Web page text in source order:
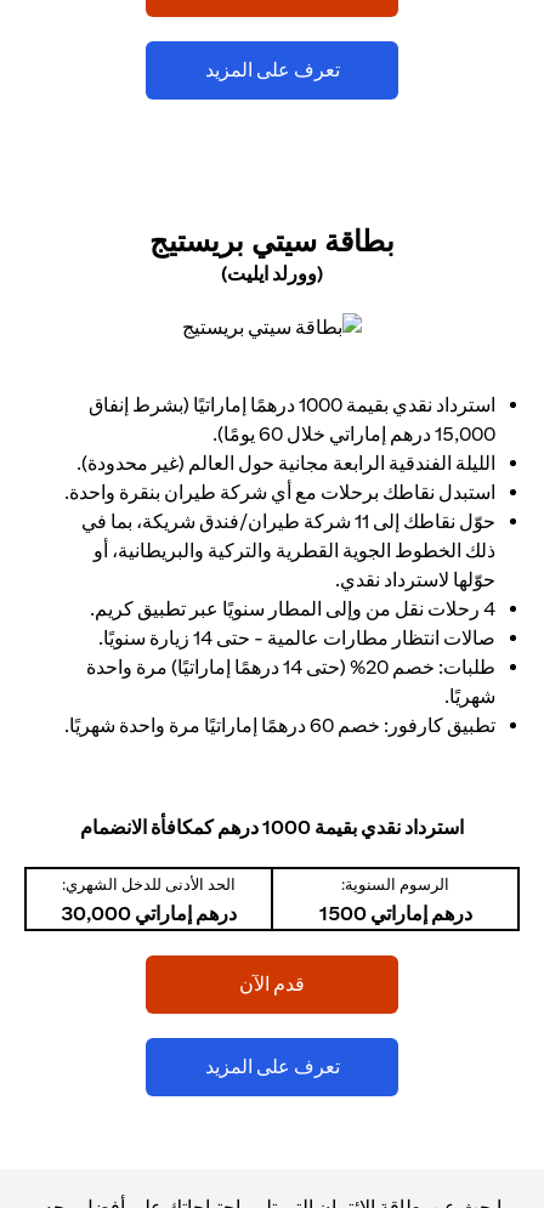
تعرف على المزيد
بطاقة سيتي بريستيج
(وورلد ايليت)
استرداد نقدي بقيمة 1000 درهمًا إماراتيًا (بشرط إنفاق
15,000 درهم إماراتي خلال 60 يومًا).
الليلة الفندقية الرابعة مجانية حول العالم (غير محدودة).
استبدل نقاطك برحلات مع أي شركة طيران بنقرة واحدة.
حوّل نقاطك إلى 11 شركة طيران/فندق شريكة، بما في
ذلك الخطوط الجوية القطرية والتركية والبريطانية، أو
حوّلها لاسترداد نقدي.
4 رحلات نقل من وإلى المطار سنويًا عبر تطبيق كريم.
صالات انتظار مطارات عالمية - حتى 14 زيارة سنويًا.
طلبات: خصم 20% (حتى 14 درهمًا إماراتيًا) مرة واحدة
شهريًا.
تطبيق كارفور: خصم 60 درهمًا إماراتيًا مرة واحدة شهريًا.
استرداد نقدي بقيمة 1000 درهم كمكافأة الانضمام
الرسوم السنوية:
درهم إماراتي 1500
الحد الأدنى للدخل الشهري:
درهم إماراتي 30,000
قدم الآن
تعرف على المزيد